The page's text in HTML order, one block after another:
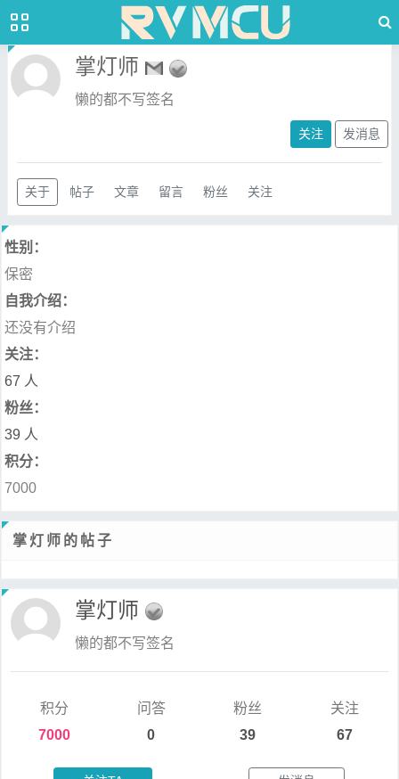
掌灯师
懒的都不写签名
关注 发消息
关于 帖子 文章 留言 粉丝 关注
性别：
保密
自我介绍：
还没有介绍
关注：
67 人
粉丝：
39 人
积分：
7000
掌灯师的帖子
掌灯师
懒的都不写签名
积分
7000
问答
0
粉丝
39
关注
67